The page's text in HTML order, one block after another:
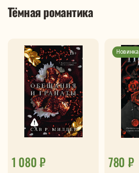
Тёмная романтика
1 080 ₽
Новинка
780 ₽